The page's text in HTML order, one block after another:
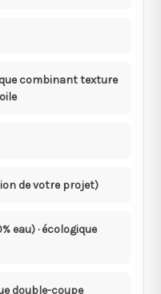
combinant texture
de votre projet)
eau) · écologique
double-coupe